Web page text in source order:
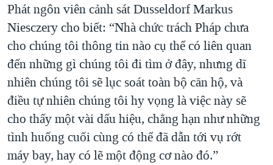
Phát ngôn viên cảnh sát Dusseldorf Markus
Niesczery cho biết: “Nhà chức trách Pháp chưa
cho chúng tôi thông tin nào cụ thể có liên quan
đến những gì chúng tôi đi tìm ở đây, nhưng dĩ
nhiên chúng tôi sẽ lục soát toàn bộ căn hộ, và
điều tự nhiên chúng tôi hy vọng là việc này sẽ
cho thấy một vài dấu hiệu, chẳng hạn như những
tình huống cuối cùng có thể đã dẫn tới vụ rớt
máy bay, hay có lẽ một động cơ nào đó.”